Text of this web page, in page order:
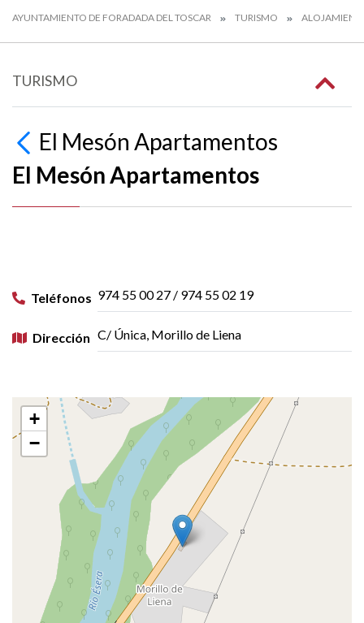
AYUNTAMIENTO DE FORADADA DEL TOSCAR TURISMO
TURISMO
El Mesón Apartamentos
El Mesón Apartamentos
Teléfonos 974 55 00 27 / 974 55 02 19
Dirección C/ Única, Morillo de Liena
+
−